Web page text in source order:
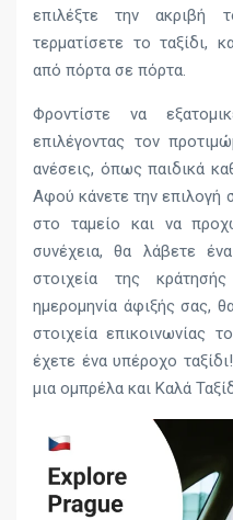
επιλέξτε την ακριβή
τερματίσετε το ταξίδι,
από πόρτα σε πόρτα.
Φροντίστε να
επιλέγοντας τον
ανέσεις, όπως παιδικά
Αφού κάνετε την επιλογή
στο ταμείο και να
συνέχεια, θα λάβετε
στοιχεία της
ημερομηνία άφιξής σας,
στοιχεία επικοινωνίας
έχετε ένα υπέροχο
μια ομπρέλα και Καλά